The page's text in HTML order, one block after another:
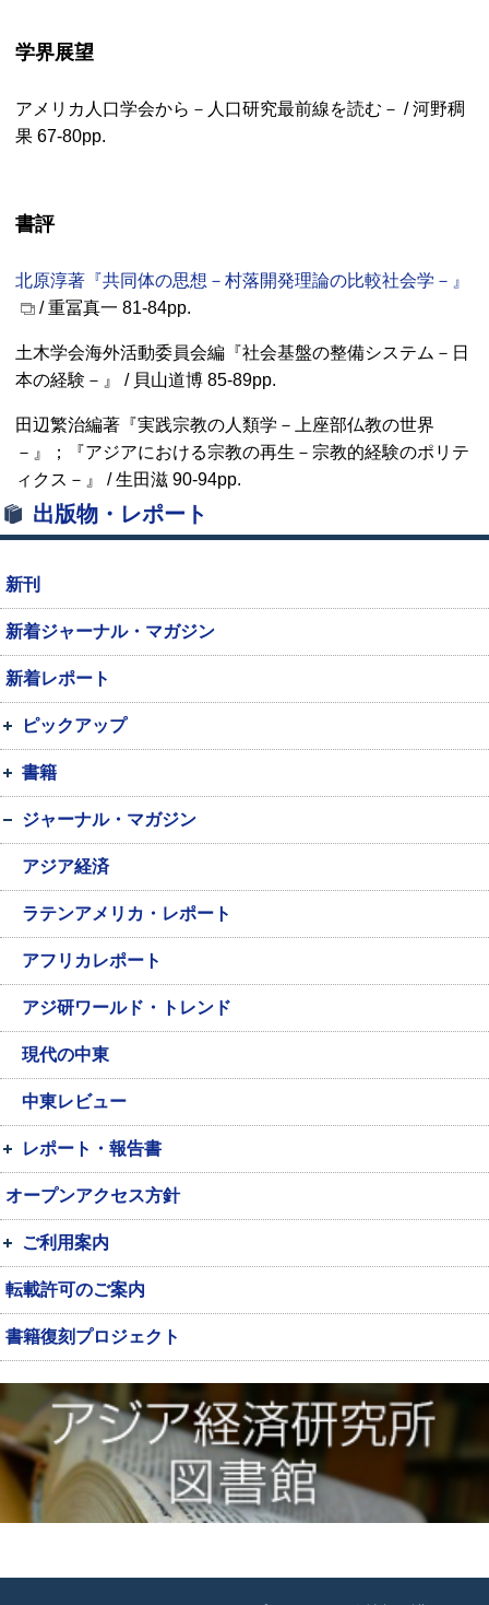
学界展望
アメリカ人口学会から－人口研究最前線を読む－ / 河野稠
果 67-80pp.
書評
北原淳著『共同体の思想－村落開発理論の比較社会学－』
/ 重冨真一 81-84pp.
土木学会海外活動委員会編『社会基盤の整備システム－日
本の経験－』 / 貝山道博 85-89pp.
田辺繁治編著『実践宗教の人類学－上座部仏教の世界
－』；『アジアにおける宗教の再生－宗教的経験のポリテ
ィクス－』 / 生田滋 90-94pp.
出版物・レポート
新刊
新着ジャーナル・マガジン
新着レポート
ピックアップ
書籍
ジャーナル・マガジン
アジア経済
ラテンアメリカ・レポート
アフリカレポート
アジ研ワールド・トレンド
現代の中東
中東レビュー
レポート・報告書
オープンアクセス方針
ご利用案内
転載許可のご案内
書籍復刻プロジェクト